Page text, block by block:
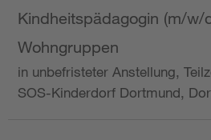
Kindheitspädagogin (m/w/
Wohngruppen
in unbefristeter Anstellung,
SOS-Kinderdorf Dortmund,